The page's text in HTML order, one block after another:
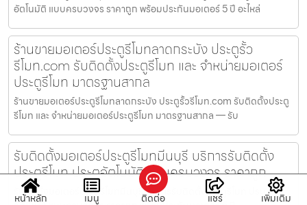
อัตโนมัติ แบบครบวงจร ราคาถูก พร้อมประกันมอเตอร์ 5 ปี อะไหล่
ร้านขายมอเตอร์ประตูรีโมทลาดกระบัง ประตูรั้ว
รีโมท.com รับติดตั้งประตูรีโมท และ จำหน่ายมอเตอร์
ประตูรีโมท มาตรฐานสากล
ร้านขายมอเตอร์ประตูรีโมทลาดกระบัง ประตูรั้วรีโมท.com รับติดตั้งประตู
รีโมท และ จำหน่ายมอเตอร์ประตูรีโมท มาตรฐานสากล — รับ
รับติดตั้งมอเตอร์ประตูรีโมทมีนบุรี บริการรับติดตั้ง
ประตูรีโมท ประตูอัตโนมัติ แบบครบวงจร ราคาถูก
รับติดตั้งมอเตอร์ประตูรีโมทมีนบุรี บริการรับติดตั้งประตูรีโมท ประตู
หน้าหลัก เมนู ติดต่อ แชร์ เพิ่มเติม